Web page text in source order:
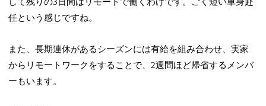
して残りの3日間はリモートで働くわけです。ごく短い単身赴
任という感じですね。
また、長期連休があるシーズンには有給を組み合わせ、実家
からリモートワークをすることで、2週間ほど帰省するメンバ
ーもいます。